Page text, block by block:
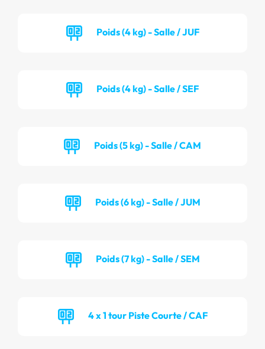
Poids (4 kg) - Salle / JUF
Poids (4 kg) - Salle / SEF
Poids (5 kg) - Salle / CAM
Poids (6 kg) - Salle / JUM
Poids (7 kg) - Salle / SEM
4 x 1 tour Piste Courte / CAF